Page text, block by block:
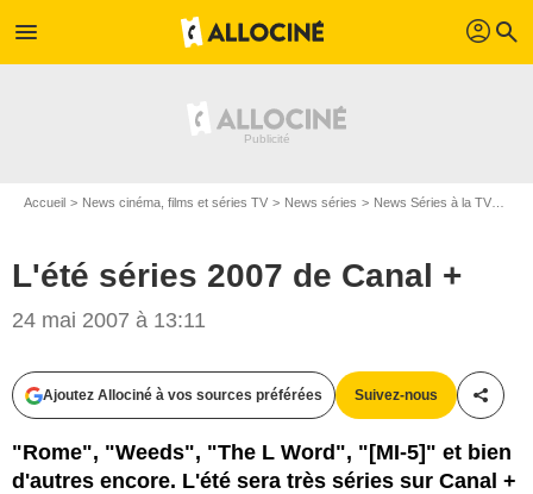
menu profil search
Accueil News cinéma, films et séries TV News séries News Séries à la TV
L'été séries 2007 de Canal +
24 mai 2007 à 13:11
Ajoutez Allociné à vos sources préférées Suivez-nous
"Rome", "Weeds", "The L Word", "[MI-5]" et bien
d'autres encore. L'été sera très séries sur Canal +